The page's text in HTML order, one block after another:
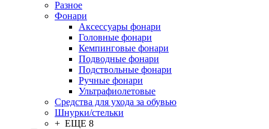
Разное
Фонари
Аксессуары фонари
Головные фонари
Кемпинговые фонари
Подводные фонари
Подствольные фонари
Ручные фонари
Ультрафиолетовые
Средства для ухода за обувью
Шнурки/стельки
+ ЕЩЕ 8